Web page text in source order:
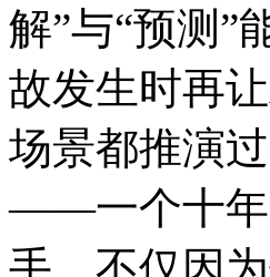
解”与“预测”
故发生时再
场景都推演
——一个十年
手，不仅因